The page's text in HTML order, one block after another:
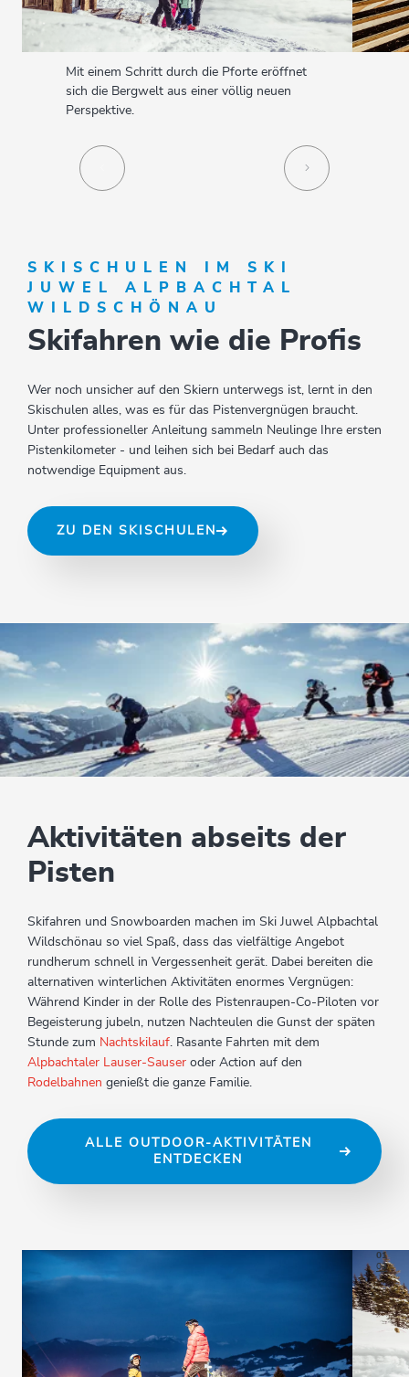
Mit einem Schritt durch die Pforte eröffnet
sich die Bergwelt aus einer völlig neuen
Perspektive.
SKISCHULEN IM SKI
JUWEL ALPBACHTAL
WILDSCHÖNAU
Skifahren wie die Profis
Wer noch unsicher auf den Skiern unterwegs ist, lernt in den
Skischulen alles, was es für das Pistenvergnügen braucht.
Unter professioneller Anleitung sammeln Neulinge Ihre ersten
Pistenkilometer - und leihen sich bei Bedarf auch das
notwendige Equipment aus.
ZU DEN SKISCHULEN
Aktivitäten abseits der
Pisten
Skifahren und Snowboarden machen im Ski Juwel Alpbachtal
Wildschönau so viel Spaß, dass das vielfältige Angebot
rundherum schnell in Vergessenheit gerät. Dabei bereiten die
alternativen winterlichen Aktivitäten enormes Vergnügen:
Während Kinder in der Rolle des Pistenraupen-Co-Piloten vor
Begeisterung jubeln, nutzen Nachteulen die Gunst der späten
Stunde zum Nachtskilauf . Rasante Fahrten mit dem
Alpbachtaler Lauser-Sauser oder Action auf den
Rodelbahnen genießt die ganze Familie.
ALLE OUTDOOR-AKTIVITÄTEN
ENTDECKEN
01
03